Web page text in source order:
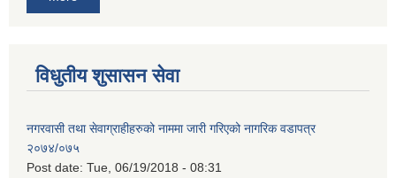
विधुतीय शुसासन सेवा
नगरवासी तथा सेवाग्राहीहरुको नाममा जारी गरिएको नागरिक वडापत्र
२०७४/०७५
Post date: Tue, 06/19/2018 - 08:31